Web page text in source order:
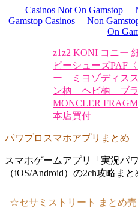
Casinos Not On Gamstop
Gamstop Casinos
Non
On
z1z2 KONI コニー
ビーシューズPAF
ー ミヨゾディス
ン柄 ヘビ柄 ブ
MONCLER
本店買付
パワプロスマホアプリまとめ
スマホゲームアプリ「実況パ
（iOS/Android）の2ch攻略まと
☆セサミストリート まとめ